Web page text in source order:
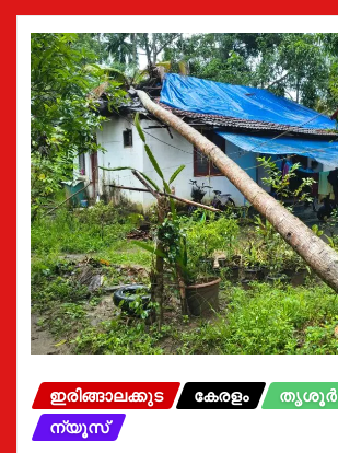
ഇരിങ്ങാലക്കുട കേരളം
തൃശൂർ
ന്യൂസ്